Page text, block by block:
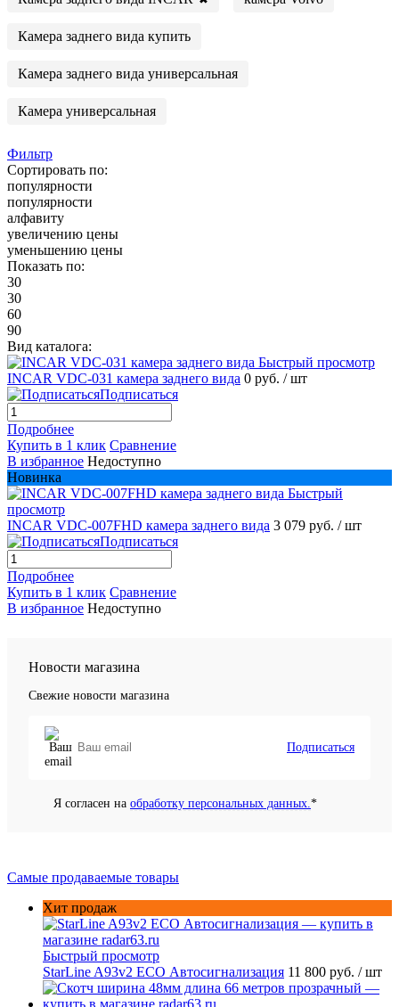
Камера заднего вида купить
Камера заднего вида универсальная
Камера универсальная
Фильтр
Сортировать по:
популярности
популярности
алфавиту
увеличению цены
уменьшению цены
Показать по:
30
30
60
90
Вид каталога:
Быстрый просмотр
INCAR VDC-031 камера заднего вида 0 руб. / шт
Подписаться
Подробнее
Купить в 1 клик Сравнение
В избранное Недоступно
Новинка
Быстрый
просмотр
INCAR VDC-007FHD камера заднего вида 3 079 руб. / шт
Подписаться
Подробнее
Купить в 1 клик Сравнение
В избранное Недоступно
Новости магазина
Свежие новости магазина
Подписаться
Я согласен на обработку персональных данных.*
Самые продаваемые товары
Хит продаж
Быстрый просмотр
StarLine A93v2 ECO Автосигнализация 11 800 руб. / шт